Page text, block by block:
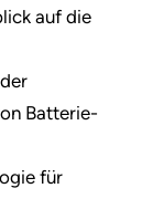
auf die
Batterie-
für